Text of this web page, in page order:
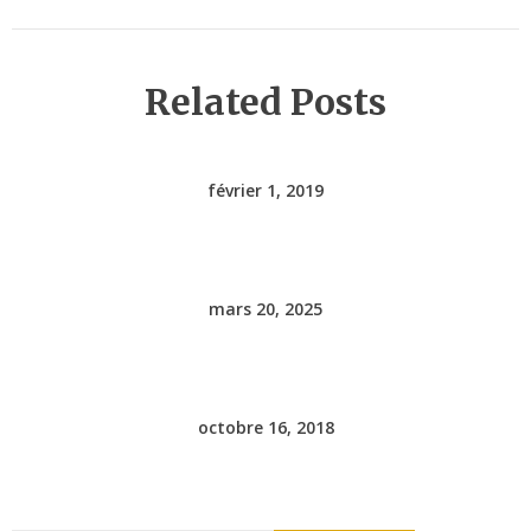
Related Posts
février 1, 2019
mars 20, 2025
octobre 16, 2018